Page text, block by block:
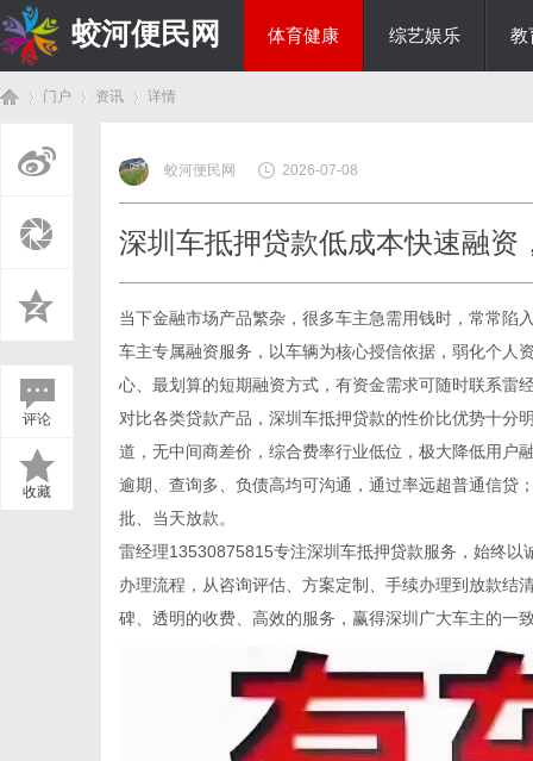
蛟河便民网 体育健康 综艺娱乐 教
门户 资讯
›
详情
评论
收藏
蛟河便民网 2026-07-08
深圳车抵押贷款低成本快速融资
当下金融市场产品繁杂，很多车主急需用钱时，常常陷
车主专属融资服务，以车辆为核心授信依据，弱化个人
心、最划算的短期融资方式，有资金需求可随时联系雷
对比各类贷款产品，深圳车抵押贷款的性价比优势十分
道，无中间商差价，综合费率行业低位，极大降低用户
逾期、查询多、负债高均可沟通，通过率远超普通信贷
批、当天放款。
雷经理13530875815专注深圳车抵押贷款服务，始终
办理流程，从咨询评估、方案定制、手续办理到放款结
碑、透明的收费、高效的服务，赢得深圳广大车主的一